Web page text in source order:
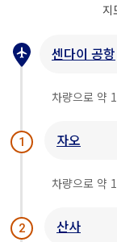
지
센다이 공항
차량으로 약
1 자오
차량으로 약
2 산사